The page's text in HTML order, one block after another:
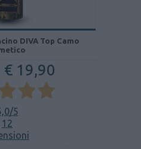
DIVA Top Camo
€ 19,90
/5
12